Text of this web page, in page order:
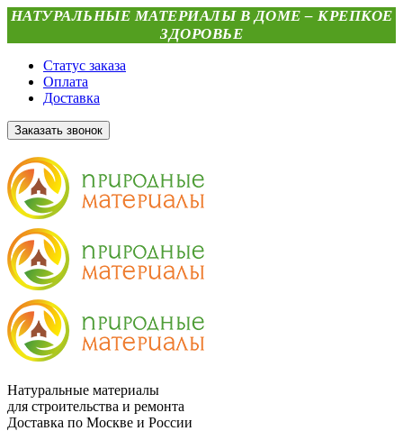
НАТУРАЛЬНЫЕ МАТЕРИАЛЫ В ДОМЕ – КРЕПКОЕ
ЗДОРОВЬЕ
Статус заказа
Оплата
Доставка
Заказать звонок
Натуральные материалы
для строительства и ремонта
Доставка по Москве и России